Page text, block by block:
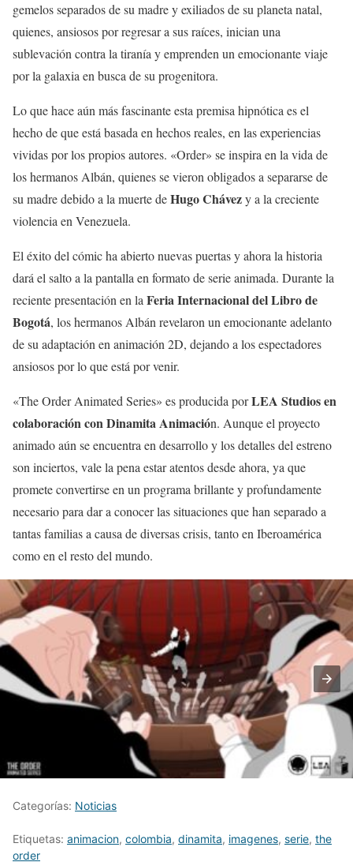
gemelos separados de su madre y exiliados de su planeta natal,
quienes, ansiosos por regresar a sus raíces, inician una
sublevación contra la tiranía y emprenden un emocionante viaje
por la galaxia en busca de su progenitora.
Lo que hace aún más fascinante esta premisa hipnótica es el
hecho de que está basada en hechos reales, en las experiencias
vividas por los propios autores. «Order» se inspira en la vida de
los hermanos Albán, quienes se vieron obligados a separarse de
su madre debido a la muerte deHugo Chávezy a la creciente
violencia en Venezuela.
El éxito del cómic ha abierto nuevas puertas y ahora la historia
dará el salto a la pantalla en formato de serie animada. Durante la
reciente presentación en la Feria Internacional del Libro de
Bogotá, los hermanos Albán revelaron un emocionante adelanto
de su adaptación en animación 2D, dejando a los espectadores
ansiosos por lo que está por venir.
«The Order Animated Series» es producida porLEA Studios en
colaboración con Dinamita Animación. Aunque el proyecto
animado aún se encuentra en desarrollo y los detalles del estreno
son inciertos, vale la pena estar atentos desde ahora, ya que
promete convertirse en un programa brillante y profundamente
necesario para dar a conocer las situaciones que han separado a
tantas familias a causa de diversas crisis, tanto en Iberoamérica
como en el resto del mundo.
Categorías: Noticias
Etiquetas: animacion, colombia, dinamita, imagenes, serie, the
order